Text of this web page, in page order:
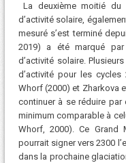
La deuxième moitié
d’activité solaire,
mesuré s’est terminé
2019) a été marqué par
d’activité solaire.
d’activité pour les
Whorf (2000) et Zharkova
continuer à se réduire par
minimum comparable à
Whorf, 2000). Ce
pourrait signer vers 2300
dans la prochaine